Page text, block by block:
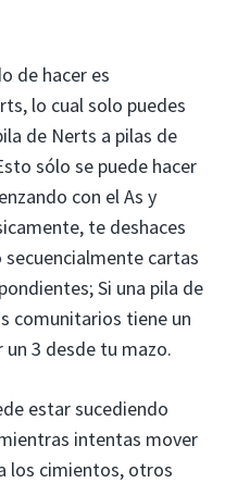
de hacer es
lo cual solo puedes
de Nerts a pilas de
sólo se puede hacer
con el As y
te deshaces
cartas
Si una pila de
comunitarios tiene un
un 3 desde tu mazo.
estar sucediendo
intentas mover
los cimientos, otros